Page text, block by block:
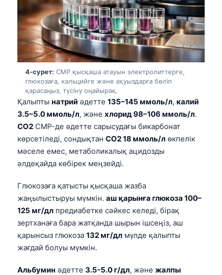
4-сурет: CMP қысқаша атауын электролиттерге,
глюкозаға, кальцийге және ақуыздарға бөліп
қарасаңыз, түсіну оңайырақ.
Қалыпты натрий әдетте 135–145 ммоль/л, калий
3.5–5.0 ммоль/л, және хлорид 98–106 ммоль/л.
CO2 CMP-де әдетте сарысудағы бикарбонат
көрсетіледі, сондықтан CO2 18 ммоль/л өкпелік
мәселе емес, метаболикалық ацидозды
әлдеқайда көбірек меңзейді.
Глюкозаға қатысты қысқаша жазба
жаңылыстыруы мүмкін. аш қарынға глюкоза 100–
125 мг/дл предиабетке сәйкес келеді, бірақ
зертханаға бара жатқанда шырын ішсеңіз, аш
қарынсыз глюкоза 132 мг/дл мүлде қалыпты
жағдай болуы мүмкін.
Альбумин әдетте 3.5-5.0 г/дл, және жалпы